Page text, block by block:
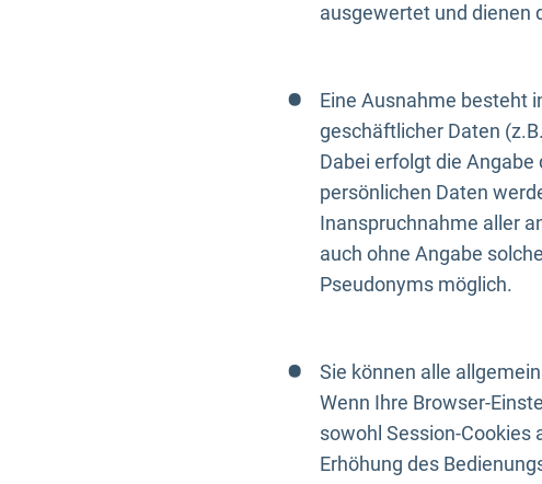
ausgewertet und dienen
Eine Ausnahme besteht
geschäftlicher Daten
Dabei erfolgt die
persönlichen Daten
Inanspruchnahme aller
auch ohne Angabe
Pseudonyms möglich.
Sie können alle
Wenn Ihre Browser-
sowohl Session-Cookies
Erhöhung des